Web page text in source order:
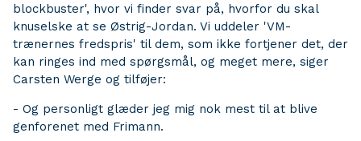
blockbuster', hvor vi finder svar på, hvorfor du skal
knuselske at se Østrig-Jordan. Vi uddeler 'VM-
trænernes fredspris' til dem, som ikke fortjener det, der
kan ringes ind med spørgsmål, og meget mere, siger
Carsten Werge og tilføjer:
- Og personligt glæder jeg mig nok mest til at blive
genforenet med Frimann.